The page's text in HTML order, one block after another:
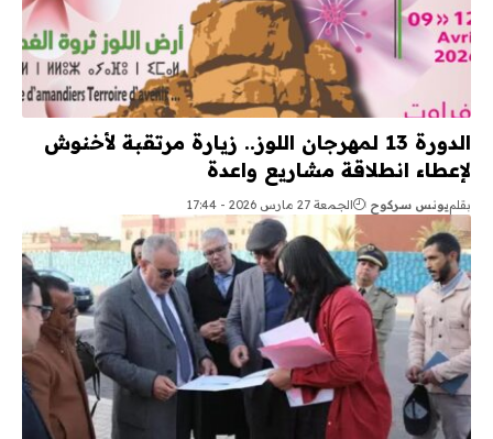
الدورة 13 لمهرجان اللوز.. زيارة مرتقبة لأخنوش
لإعطاء انطلاقة مشاريع واعدة
بقلميونس سركوح الجمعة 27 مارس 2026 - 17:44